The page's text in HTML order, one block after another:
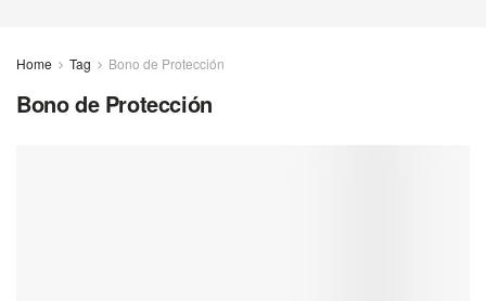
Home Tag Bono de Protección
Bono de Protección